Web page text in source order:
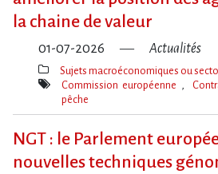
la chaine de valeur
01-07-2026 Actualités
Thèmes(s)
Sujets macroéconomiques ou
Mot(s)-
Commission européenne
pêche
NGT : le Parlement
nouvelles techniques